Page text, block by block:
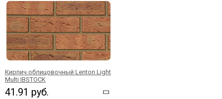
Кирпич облицовочный Lenton Light
Multi IBSTOCK
41.91 руб.